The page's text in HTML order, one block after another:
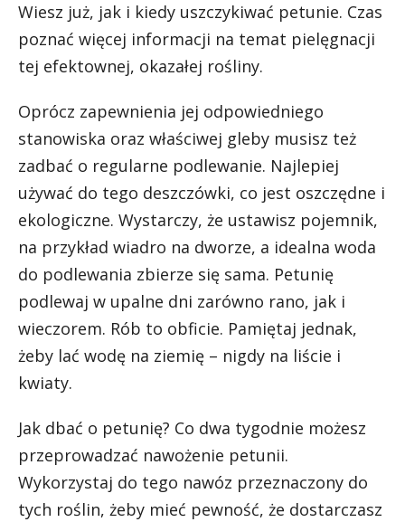
Wiesz już, jak i kiedy uszczykiwać petunie. Czas
poznać więcej informacji na temat pielęgnacji
tej efektownej, okazałej rośliny.
Oprócz zapewnienia jej odpowiedniego
stanowiska oraz właściwej gleby musisz też
zadbać o regularne podlewanie. Najlepiej
używać do tego deszczówki, co jest oszczędne i
ekologiczne. Wystarczy, że ustawisz pojemnik,
na przykład wiadro na dworze, a idealna woda
do podlewania zbierze się sama. Petunię
podlewaj w upalne dni zarówno rano, jak i
wieczorem. Rób to obficie. Pamiętaj jednak,
żeby lać wodę na ziemię – nigdy na liście i
kwiaty.
Jak dbać o petunię? Co dwa tygodnie możesz
przeprowadzać nawożenie petunii.
Wykorzystaj do tego nawóz przeznaczony do
tych roślin, żeby mieć pewność, że dostarczasz